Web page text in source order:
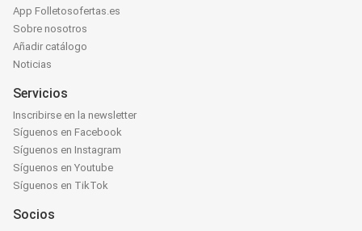
App Folletosofertas.es
Sobre nosotros
Añadir catálogo
Noticias
Servicios
Inscribirse en la newsletter
Síguenos en Facebook
Síguenos en Instagram
Síguenos en Youtube
Síguenos en TikTok
Socios